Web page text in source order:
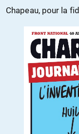
Chapeau, pour la